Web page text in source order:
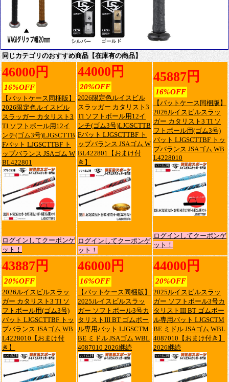
同じカテゴリのおすすめ商品【在庫有の商品】
46000円
16%OFF
【バットケース同梱版】
2026限定色ルイスビル
スラッガー カタリスト3
TI ソフトボール用12イ
ンチ(ゴム3号)LJGSCTTB
Fバット LJGSCTTBF ト
ップバランス JSAゴム W
BL422801
ログインしてクーポンゲ
ット！
44000円
20%OFF
2026限定色ルイスビル
スラッガー カタリスト3
TI ソフトボール用12イ
ンチ(ゴム3号)LJGSCTTB
Fバット LJGSCTTBF ト
ップバランス JSAゴム W
BL422801【おまけ付
き】
ログインしてクーポンゲ
ット！
45887円
16%OFF
【バットケース同梱版】
2026ルイスビルスラッ
ガー カタリスト3 TI ソ
フトボール用(ゴム3号)
バット LJGSCTTBF トッ
プバランス JSAゴム WB
L4228010
ログインしてクーポンゲ
ット！
43887円
20%OFF
2026ルイスビルスラッ
ガー カタリスト3 TI ソ
フトボール用(ゴム3号)
バット LJGSCTTBF トッ
プバランス JSAゴム WB
L4228010【おまけ付
き】
46000円
16%OFF
【バットケース同梱版】
2025ルイスビルスラッ
ガー ソフトボール3号カ
タリストIII BT ゴムボー
ル専用バット LJGSCTM
BE ミドル JSAゴム WBL
4087010 2026継続
44000円
20%OFF
2025ルイスビルスラッ
ガー ソフトボール3号カ
タリストIII BT ゴムボー
ル専用バット LJGSCTM
BE ミドル JSAゴム WBL
4087010【おまけ付き】
2026継続